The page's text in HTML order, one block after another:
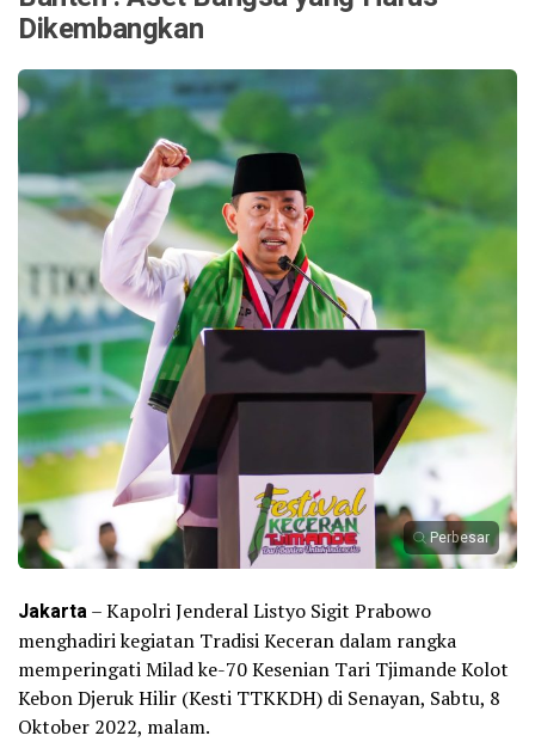
Dikembangkan
Perbesar
Jakarta– Kapolri Jenderal Listyo Sigit Prabowo
menghadiri kegiatan Tradisi Keceran dalam rangka
memperingati Milad ke-70 Kesenian Tari Tjimande Kolot
Kebon Djeruk Hilir (Kesti TTKKDH) di Senayan, Sabtu, 8
Oktober 2022, malam.